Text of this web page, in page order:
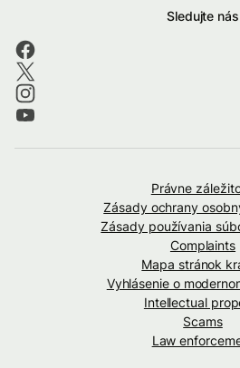
Sledujte nás
Právne
Zásady ochrany
Zásady používania
Complaints
Mapa stránok
Vyhlásenie o
Intellectual
Scams
Law